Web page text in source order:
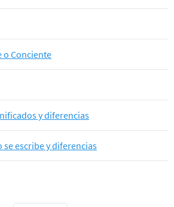
o Conciente
y diferencias
se escribe y diferencias